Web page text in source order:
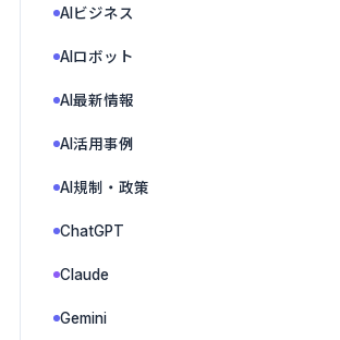
AIビジネス
AIロボット
AI最新情報
AI活用事例
AI規制・政策
ChatGPT
Claude
Gemini